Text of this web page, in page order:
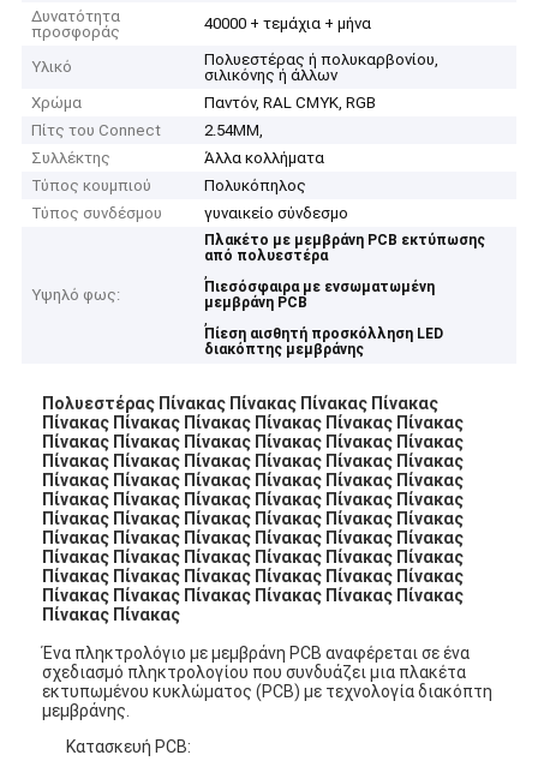
Δυνατότητα
προσφοράς
40000 + τεμάχια + μήνα
Υλικό
Πολυεστέρας ή πολυκαρβονίου,
σιλικόνης ή άλλων
Χρώμα
Παντόν, RAL CMYK, RGB
Πίτς του Connect
2.54MM,
Συλλέκτης
Άλλα κολλήματα
Τύπος κουμπιού
Πολυκόπηλος
Τύπος συνδέσμου
γυναικείο σύνδεσμο
Υψηλό φως:
Πλακέτο με μεμβράνη PCB εκτύπωσης
από πολυεστέρα
,
Πιεσόσφαιρα με ενσωματωμένη
μεμβράνη PCB
,
Πίεση αισθητή προσκόλληση LED
διακόπτης μεμβράνης
Πολυεστέρας Πίνακας Πίνακας Πίνακας Πίνακας
Πίνακας Πίνακας Πίνακας Πίνακας Πίνακας Πίνακας
Πίνακας Πίνακας Πίνακας Πίνακας Πίνακας Πίνακας
Πίνακας Πίνακας Πίνακας Πίνακας Πίνακας Πίνακας
Πίνακας Πίνακας Πίνακας Πίνακας Πίνακας Πίνακας
Πίνακας Πίνακας Πίνακας Πίνακας Πίνακας Πίνακας
Πίνακας Πίνακας Πίνακας Πίνακας Πίνακας Πίνακας
Πίνακας Πίνακας Πίνακας Πίνακας Πίνακας Πίνακας
Πίνακας Πίνακας Πίνακας Πίνακας Πίνακας Πίνακας
Πίνακας Πίνακας Πίνακας Πίνακας Πίνακας Πίνακας
Πίνακας Πίνακας Πίνακας Πίνακας Πίνακας Πίνακας
Πίνακας Πίνακας
Ένα πληκτρολόγιο με μεμβράνη PCB αναφέρεται σε ένα
σχεδιασμό πληκτρολογίου που συνδυάζει μια πλακέτα
εκτυπωμένου κυκλώματος (PCB) με τεχνολογία διακόπτη
μεμβράνης.
Κατασκευή PCB: